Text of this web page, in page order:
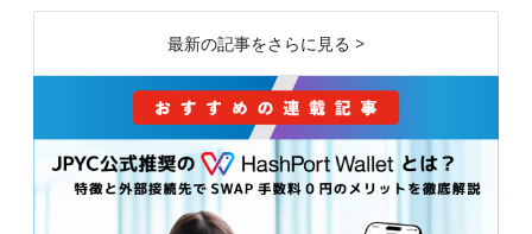
最新の記事をさらに見る >